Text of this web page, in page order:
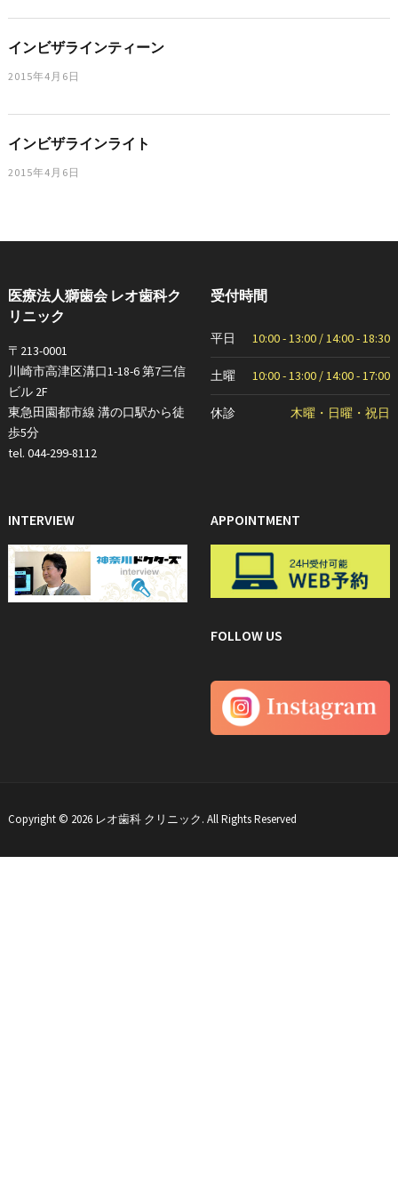
インビザラインティーン
2015年4月6日
インビザラインライト
2015年4月6日
医療法人獅歯会 レオ歯科ク
リニック
〒213-0001
川崎市高津区溝口1-18-6 第7三信
ビル 2F
東急田園都市線 溝の口駅から徒
歩5分
tel. 044-299-8112
受付時間
平日 10:00 - 13:00 / 14:00 - 18:30
土曜 10:00 - 13:00 / 14:00 - 17:00
休診 木曜・日曜・祝日
INTERVIEW APPOINTMENT
FOLLOW US
Copyright © 2026 レオ歯科 クリニック. All Rights Reserved